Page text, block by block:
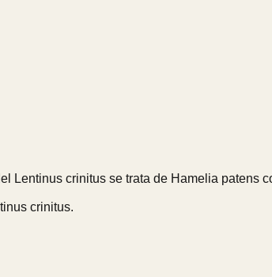
Lentinus crinitus se trata de Hamelia
crinitus.